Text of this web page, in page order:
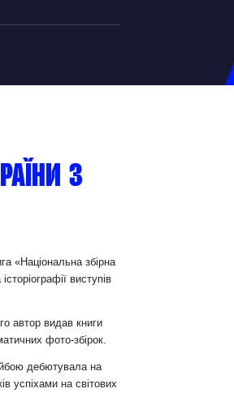
з
«Національна збірна
виступів
автор видав книги
фото-збірок.
дебютувала на
успіхами на світових